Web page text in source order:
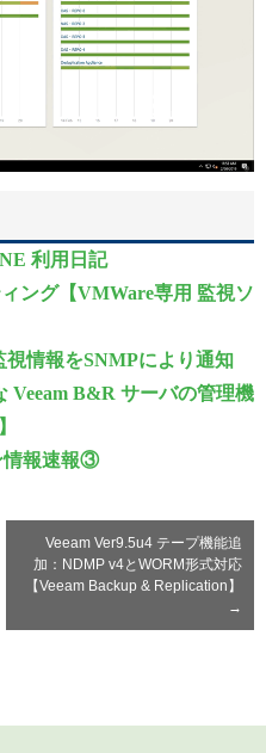
利用日記
ング【VMWare専用 監視ソ
視情報をSNMPにより通知
Veeam B&R サーバの管理機
情報速報③
Veeam Ver9.5u4 テープ機能追
加：NDMP v4とWORM形式対応
【Veeam Backup & Replication】
→